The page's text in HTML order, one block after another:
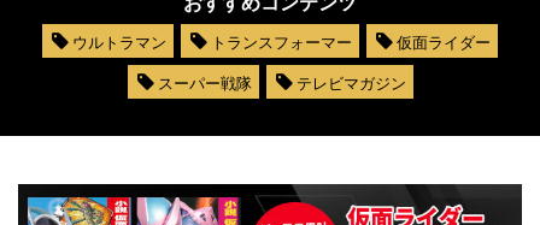
ウルトラマン トランスフォーマー
仮面ライダー
スーパー戦隊
テレビマガジン